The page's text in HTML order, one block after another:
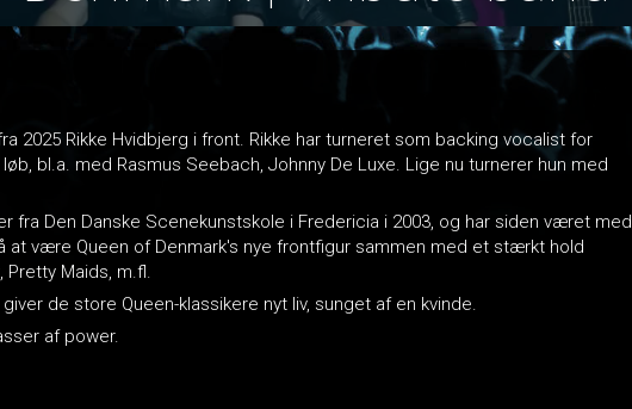
2025 Rikke Hvidbjerg i front. Rikke har turneret som backing vocalist for
bl.a. med Rasmus Seebach, Johnny De Luxe. Lige nu turnerer hun med
fra Den Danske Scenekunstskole i Fredericia i 2003, og har siden været med
at være Queen of Denmark's nye frontfigur sammen med et stærkt hold
Pretty Maids, m.fl.
de store Queen-klassikere nyt liv, sunget af en kvinde.
af power.